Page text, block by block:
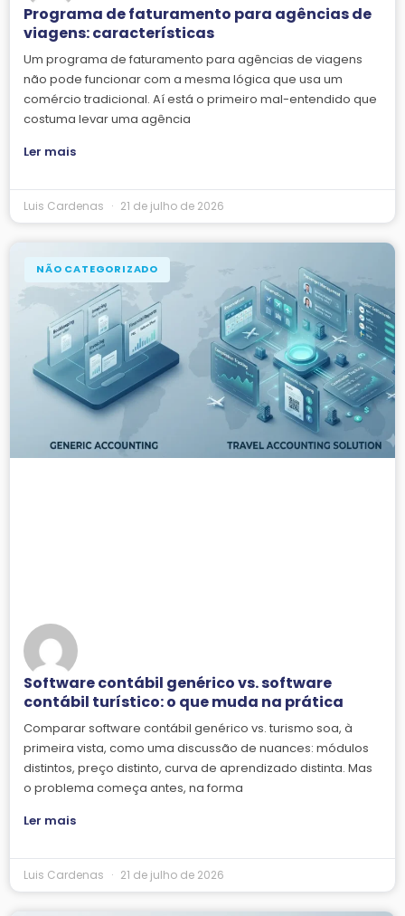
Programa de faturamento para agências de
viagens: características
Um programa de faturamento para agências de viagens
não pode funcionar com a mesma lógica que usa um
comércio tradicional. Aí está o primeiro mal-entendido que
costuma levar uma agência
Ler mais
Luis Cardenas 21 de julho de 2026
NÃO CATEGORIZADO
Software contábil genérico vs. software
contábil turístico: o que muda na prática
Comparar software contábil genérico vs. turismo soa, à
primeira vista, como uma discussão de nuances: módulos
distintos, preço distinto, curva de aprendizado distinta. Mas
o problema começa antes, na forma
Ler mais
Luis Cardenas 21 de julho de 2026